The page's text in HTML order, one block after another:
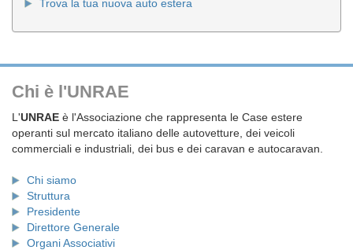
Trova la tua nuova auto estera
Chi è l'UNRAE
L'UNRAE è l'Associazione che rappresenta le Case estere
operanti sul mercato italiano delle autovetture, dei veicoli
commerciali e industriali, dei bus e dei caravan e autocaravan.
Chi siamo
Struttura
Presidente
Direttore Generale
Organi Associativi